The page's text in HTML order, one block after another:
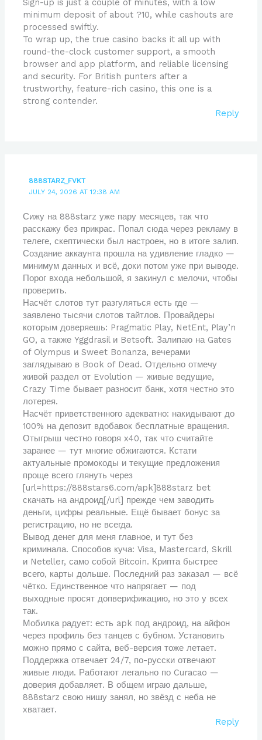
Sign-up is just a couple of minutes, with a low
minimum deposit of about ?10, while cashouts are
processed swiftly.
To wrap up, the true casino backs it all up with
round-the-clock customer support, a smooth
browser and app platform, and reliable licensing
and security. For British punters after a
trustworthy, feature-rich casino, this one is a
strong contender.
Reply
888STARZ_FVKT
JULY 24, 2026 AT 12:38 AM
Сижу на 888starz уже пару месяцев, так что
расскажу без прикрас. Попал сюда через рекламу в
телеге, скептически был настроен, но в итоге залип.
Создание аккаунта прошла на удивление гладко —
минимум данных и всё, доки потом уже при выводе.
Порог входа небольшой, я закинул с мелочи, чтобы
проверить.
Насчёт слотов тут разгуляться есть где —
заявлено тысячи слотов тайтлов. Провайдеры
которым доверяешь: Pragmatic Play, NetEnt, Play’n
GO, а также Yggdrasil и Betsoft. Залипаю на Gates
of Olympus и Sweet Bonanza, вечерами
заглядываю в Book of Dead. Отдельно отмечу
живой раздел от Evolution — живые ведущие,
Crazy Time бывает разносит банк, хотя честно это
лотерея.
Насчёт приветственного адекватно: накидывают до
100% на депозит вдобавок бесплатные вращения.
Отыгрыш честно говоря х40, так что считайте
заранее — тут многие обжигаются. Кстати
актуальные промокоды и текущие предложения
проще всего глянуть через
[url=https://888stars6.com/apk]888starz bet
скачать на андроид[/url] прежде чем заводить
деньги, цифры реальные. Ещё бывает бонус за
регистрацию, но не всегда.
Вывод денег для меня главное, и тут без
криминала. Способов куча: Visa, Mastercard, Skrill
и Neteller, само собой Bitcoin. Крипта быстрее
всего, карты дольше. Последний раз заказал — всё
чётко. Единственное что напрягает — под
выходные просят допверификацию, но это у всех
так.
Мобилка радует: есть apk под андроид, на айфон
через профиль без танцев с бубном. Установить
можно прямо с сайта, веб-версия тоже летает.
Поддержка отвечает 24/7, по-русски отвечают
живые люди. Работают легально по Curacao —
доверия добавляет. В общем играю дальше,
888starz свою нишу занял, но звёзд с неба не
хватает.
Reply